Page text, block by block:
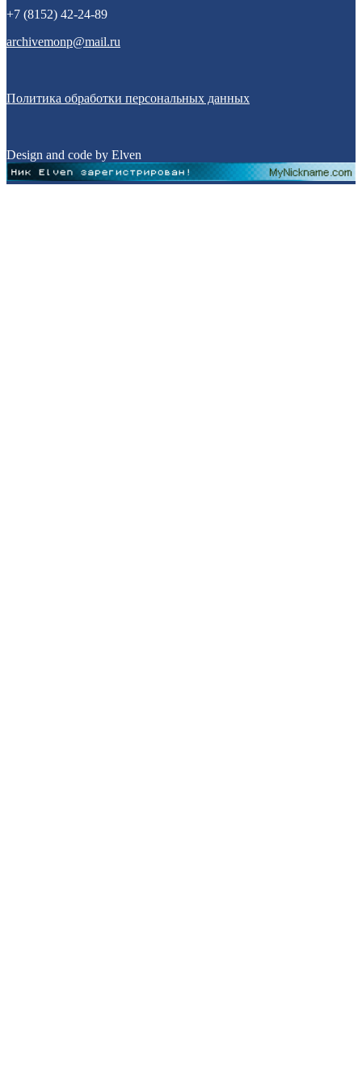
+7 (8152) 42-24-89
archivemonp@mail.ru
Политика обработки персональных данных
Design and code by Elven